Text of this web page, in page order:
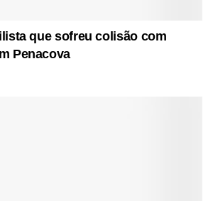
que sofreu colisão com
Penacova